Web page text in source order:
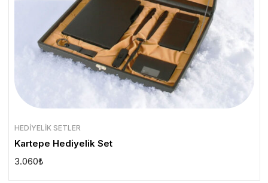
HEDIYELIK SETLER
Kartepe Hediyelik Set
3.060₺